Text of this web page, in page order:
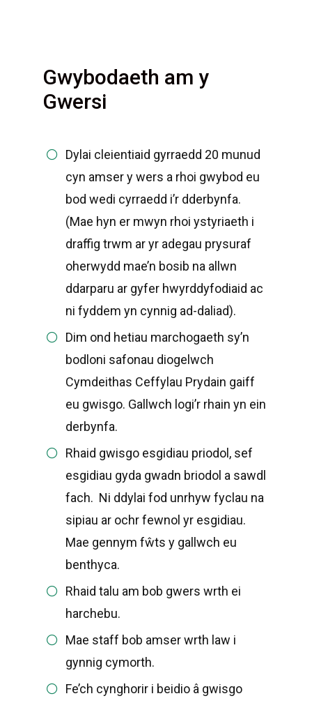
Gwybodaeth am y
Gwersi
Dylai cleientiaid gyrraedd 20 munud
cyn amser y wers a rhoi gwybod eu
bod wedi cyrraedd i’r dderbynfa.
(Mae hyn er mwyn rhoi ystyriaeth i
draffig trwm ar yr adegau prysuraf
oherwydd mae’n bosib na allwn
ddarparu ar gyfer hwyrddyfodiaid ac
ni fyddem yn cynnig ad-daliad).
Dim ond hetiau marchogaeth sy’n
bodloni safonau diogelwch
Cymdeithas Ceffylau Prydain gaiff
eu gwisgo. Gallwch logi’r rhain yn ein
derbynfa.
Rhaid gwisgo esgidiau priodol, sef
esgidiau gyda gwadn briodol a sawdl
fach. Ni ddylai fod unrhyw fyclau na
sipiau ar ochr fewnol yr esgidiau.
Mae gennym fŵts y gallwch eu
benthyca.
Rhaid talu am bob gwers wrth ei
harchebu.
Mae staff bob amser wrth law i
gynnig cymorth.
Fe’ch cynghorir i beidio â gwisgo